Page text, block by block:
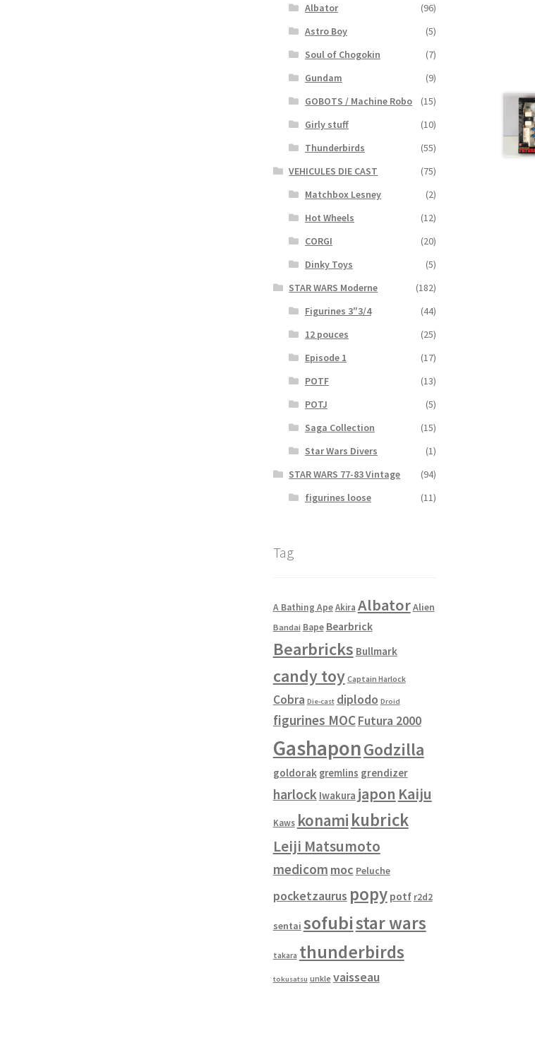
Albator
(96)
Astro Boy
(5)
Soul of Chogokin
(7)
Gundam
(9)
GOBOTS / Machine Robo
(15)
Girly stuff
(10)
Thunderbirds
(55)
VEHICULES DIE CAST
(75)
Matchbox Lesney
(2)
Hot Wheels
(12)
CORGI
(20)
Dinky Toys
(5)
STAR WARS Moderne
(182)
Figurines 3″3/4
(44)
12 pouces
(25)
Episode 1
(17)
POTF
(13)
POTJ
(5)
Saga Collection
(15)
Star Wars Divers
(1)
STAR WARS 77-83 Vintage
(94)
figurines loose
(11)
Tag
A Bathing Ape Akira AlbatorAlien
Bandai Bape Bearbrick
Bearbricks Bullmark
candy toy Captain Harlock
Cobra Die-cast diplodo Droid
figurines MOCFutura 2000
GashaponGodzilla
goldorak gremlins grendizer
harlock Iwakura japon Kaiju
Kaws konami kubrick
Leiji Matsumoto
medicom moc Peluche
pocketzaurus popy potf r2d2
sentai sofubistar wars
takara thunderbirds
tokusatsu unkle vaisseau